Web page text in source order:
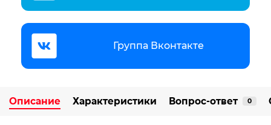
Группа Вконтакте
Описание Характеристики Вопрос-ответ 0